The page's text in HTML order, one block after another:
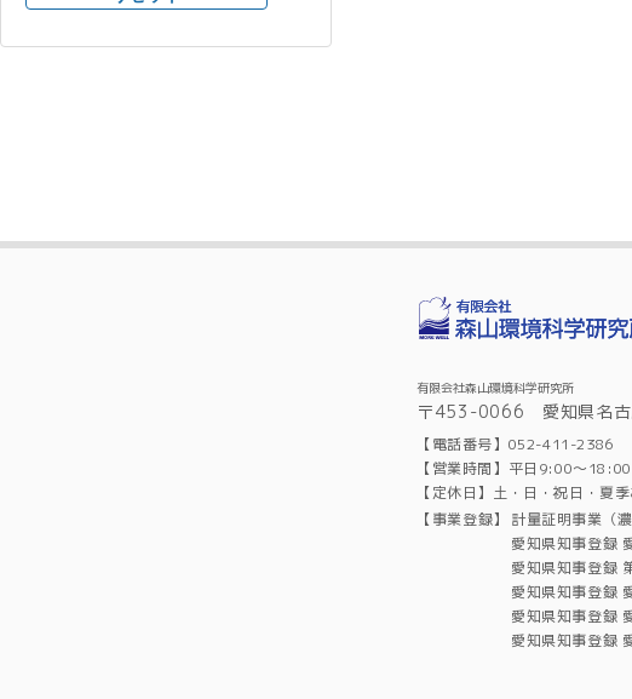
有限会社森山環境科学研究所
〒453-0066 愛知県名古
【電話番号】052-411-2386
【営業時間】平日9:00～18:00
【定休日】土・日・祝日・夏
【事業登録】
計量証明事業（
愛知県知事登録
愛知県知事登録
愛知県知事登録
愛知県知事登録
愛知県知事登録